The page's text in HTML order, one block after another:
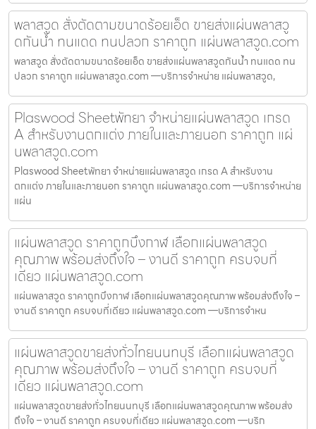
พลาสวูด สั่งตัดตามขนาดร้อยเอ็ด ขายส่งแผ่นพลาสวู
ดกันน้ำ ทนแดด ทนปลวก ราคาถูก แผ่นพลาสวูด.com
พลาสวูด สั่งตัดตามขนาดร้อยเอ็ด ขายส่งแผ่นพลาสวูดกันน้ำ ทนแดด ทน
ปลวก ราคาถูก แผ่นพลาสวูด.com —บริการจำหน่าย แผ่นพลาสวูด,
Plaswood Sheetพัทยา จำหน่ายแผ่นพลาสวูด เกรด
A สำหรับงานตกแต่ง ภายในและภายนอก ราคาถูก แผ่
นพลาสวูด.com
Plaswood Sheetพัทยา จำหน่ายแผ่นพลาสวูด เกรด A สำหรับงาน
ตกแต่ง ภายในและภายนอก ราคาถูก แผ่นพลาสวูด.com —บริการจำหน่าย
แผ่น
แผ่นพลาสวูด ราคาถูกบึงกาฬ เลือกแผ่นพลาสวูด
คุณภาพ พร้อมส่งถึงใจ – งานดี ราคาถูก ครบจบที่
เดียว แผ่นพลาสวูด.com
แผ่นพลาสวูด ราคาถูกบึงกาฬ เลือกแผ่นพลาสวูดคุณภาพ พร้อมส่งถึงใจ –
งานดี ราคาถูก ครบจบที่เดียว แผ่นพลาสวูด.com —บริการจำหน
แผ่นพลาสวูดขายส่งทั่วไทยนนทบุรี เลือกแผ่นพลาสวูด
คุณภาพ พร้อมส่งถึงใจ – งานดี ราคาถูก ครบจบที่
เดียว แผ่นพลาสวูด.com
แผ่นพลาสวูดขายส่งทั่วไทยนนทบุรี เลือกแผ่นพลาสวูดคุณภาพ พร้อมส่ง
ถึงใจ – งานดี ราคาถูก ครบจบที่เดียว แผ่นพลาสวูด.com —บริก